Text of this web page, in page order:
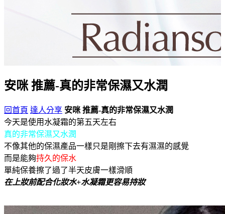
安咪 推薦-真的非常保濕又水潤
回首頁 達人分享 安咪 推薦-真的非常保濕又水潤
今天是使用水凝霜的第五天左右
真的非常保濕又水潤
不像其他的保濕產品一樣只是剛擦下去有濕濕的感覺
而是能夠持久的保水
單純保養擦了過了半天皮膚一樣滑順
在上妝前配合化妝水+水凝霜更容易持妝